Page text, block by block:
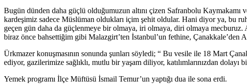
Bugün dünden daha güçlü olduğumuzun altını çizen Safranbolu
kardeşimiz sadece Müslüman oldukları içim şehit oldular. Hani diyor ya, bu
geçen gün daha da güçlenmeye bir olmaya, iri olmaya, diri olmaya
biraz önce bahsettiğim gibi Malazgirt’ten İstanbul’un fethine, Çanakkale’den
Ürkmazer konuşmasının sonunda şunları söyledi; “ Bu vesile ile 18 Mart
ediyor, gazilerimize sağlıklı, mutlu bir yaşam diliyor, katılımlarınızdan dolayı
Yemek programı İlçe Müftüsü İsmail Temur’un yaptığı dua ile sona erdi.